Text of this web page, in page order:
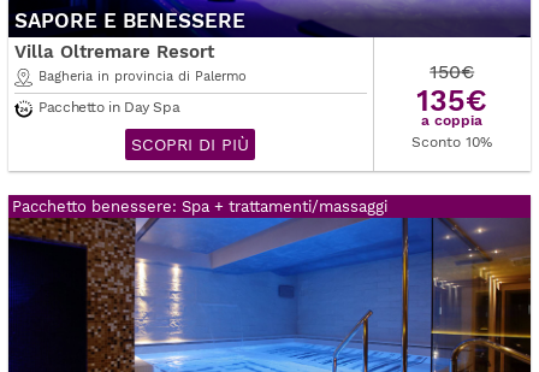
SAPORE E BENESSERE
Villa Oltremare Resort
Bagheria in provincia di Palermo
Pacchetto in Day Spa
SCOPRI DI PIÙ
150€
135€
a coppia
Sconto 10%
Pacchetto benessere: Spa + trattamenti/massaggi